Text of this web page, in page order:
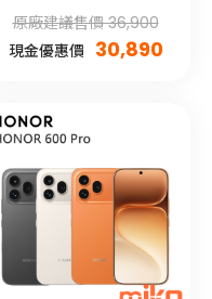
原廠建議售價 36,900
現金優惠價 30,890